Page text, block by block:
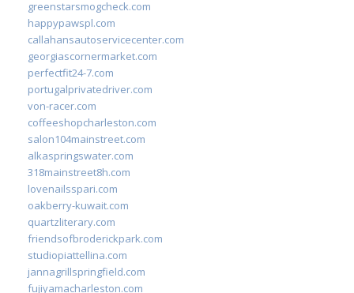
greenstarsmogcheck.com
happypawspl.com
callahansautoservicecenter.com
georgiascornermarket.com
perfectfit24-7.com
portugalprivatedriver.com
von-racer.com
coffeeshopcharleston.com
salon104mainstreet.com
alkaspringswater.com
318mainstreet8h.com
lovenailsspari.com
oakberry-kuwait.com
quartzliterary.com
friendsofbroderickpark.com
studiopiattellina.com
jannagrillspringfield.com
fujiyamacharleston.com